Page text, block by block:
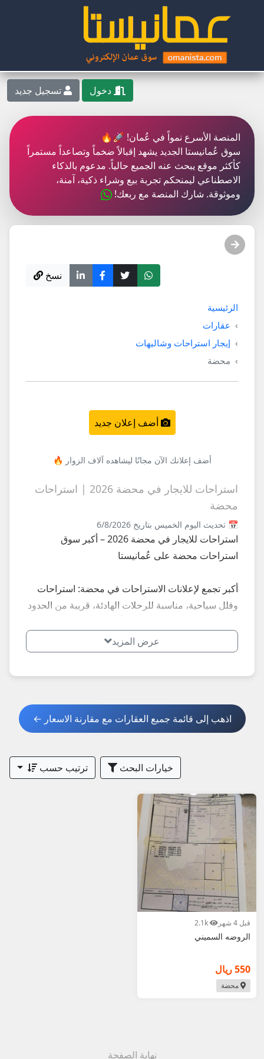
دخول تسجيل جديد
المنصة الأسرع نمواً في عُمان! 🚀🔥
سوق عُمانيستا الجديد يشهد إقبالاً ضخماً وتصاعداً مستمراً
كأكثر موقع يبحث عنه الجميع حالياً. مدعوم بالذكاء
الاصطناعي ليمنحكم تجربة بيع وشراء ذكية، آمنة،
وموثوقة. شارك المنصة مع ربعك!
نسخ
الرئيسية
عقارات
إيجار استراحات وشاليهات
محضة
أضف إعلان جديد
أضف إعلانك الآن مجانًا ليشاهده آلاف الزوار 🔥
استراحات للايجار في محضة 2026 | استراحات
محضة
📅 تحديث اليوم الخميس بتاريخ 6/8/2026
استراحات للايجار في محضة 2026 – أكبر سوق
استراحات محضة على عُمانيستا
أكبر تجمع لإعلانات الاستراحات في محضة: استراحات
وفلل سياحية، مناسبة للرحلات الهادئة، قريبة من الحدود
يومياً.
- فلل مع مساحات واسعة
3. قارن الأسعار: أرخص نسبياً ومناسبة للرحلات.
4. ابحث عن "رخيصة" أو "عائلية".
5. للإيجار الآمن: افحص المكان، ادفع بعد التأكد.
أضف إعلان استراحتك في محضة الآن مجاناً – وبِعه
بسرعة! عُمانيستا... سوق الاستراحات في محضة الأول.
عرض المزيد
اذهب إلى قائمة جميع العقارات مع مقارنة الاسعار ←
خيارات البحث ترتيب حسب
قبل 4 شهر
الروضه السميني
550 ريال
محضة
نهاية الصفحة